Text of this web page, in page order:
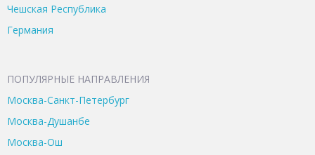
Чешская Республика
Германия
ПОПУЛЯРНЫЕ НАПРАВЛЕНИЯ
Москва-Санкт-Петербург
Москва-Душанбе
Москва-Ош